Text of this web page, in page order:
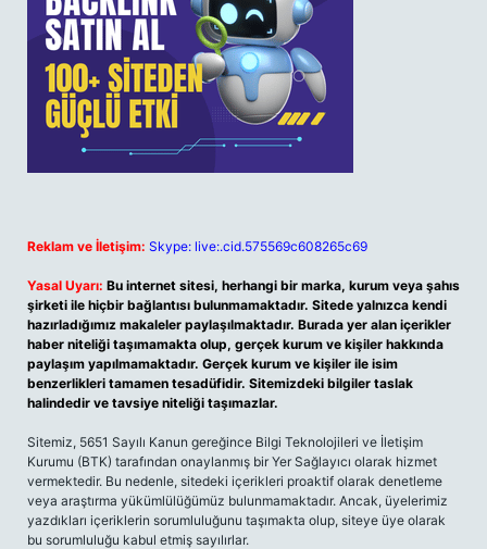
Reklam ve İletişim: Skype: live:.cid.575569c608265c69
Yasal Uyarı: Bu internet sitesi, herhangi bir marka, kurum veya şahıs
şirketi ile hiçbir bağlantısı bulunmamaktadır. Sitede yalnızca kendi
hazırladığımız makaleler paylaşılmaktadır. Burada yer alan içerikler
haber niteliği taşımamakta olup, gerçek kurum ve kişiler hakkında
paylaşım yapılmamaktadır. Gerçek kurum ve kişiler ile isim
benzerlikleri tamamen tesadüfidir. Sitemizdeki bilgiler taslak
halindedir ve tavsiye niteliği taşımazlar.
Sitemiz, 5651 Sayılı Kanun gereğince Bilgi Teknolojileri ve İletişim
Kurumu (BTK) tarafından onaylanmış bir Yer Sağlayıcı olarak hizmet
vermektedir. Bu nedenle, sitedeki içerikleri proaktif olarak denetleme
veya araştırma yükümlülüğümüz bulunmamaktadır. Ancak, üyelerimiz
yazdıkları içeriklerin sorumluluğunu taşımakta olup, siteye üye olarak
bu sorumluluğu kabul etmiş sayılırlar.